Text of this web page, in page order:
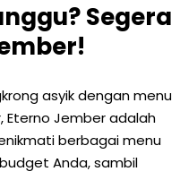
Segera
asyik dengan menu
Eterno Jember adalah
berbagai menu
Anda, sambil